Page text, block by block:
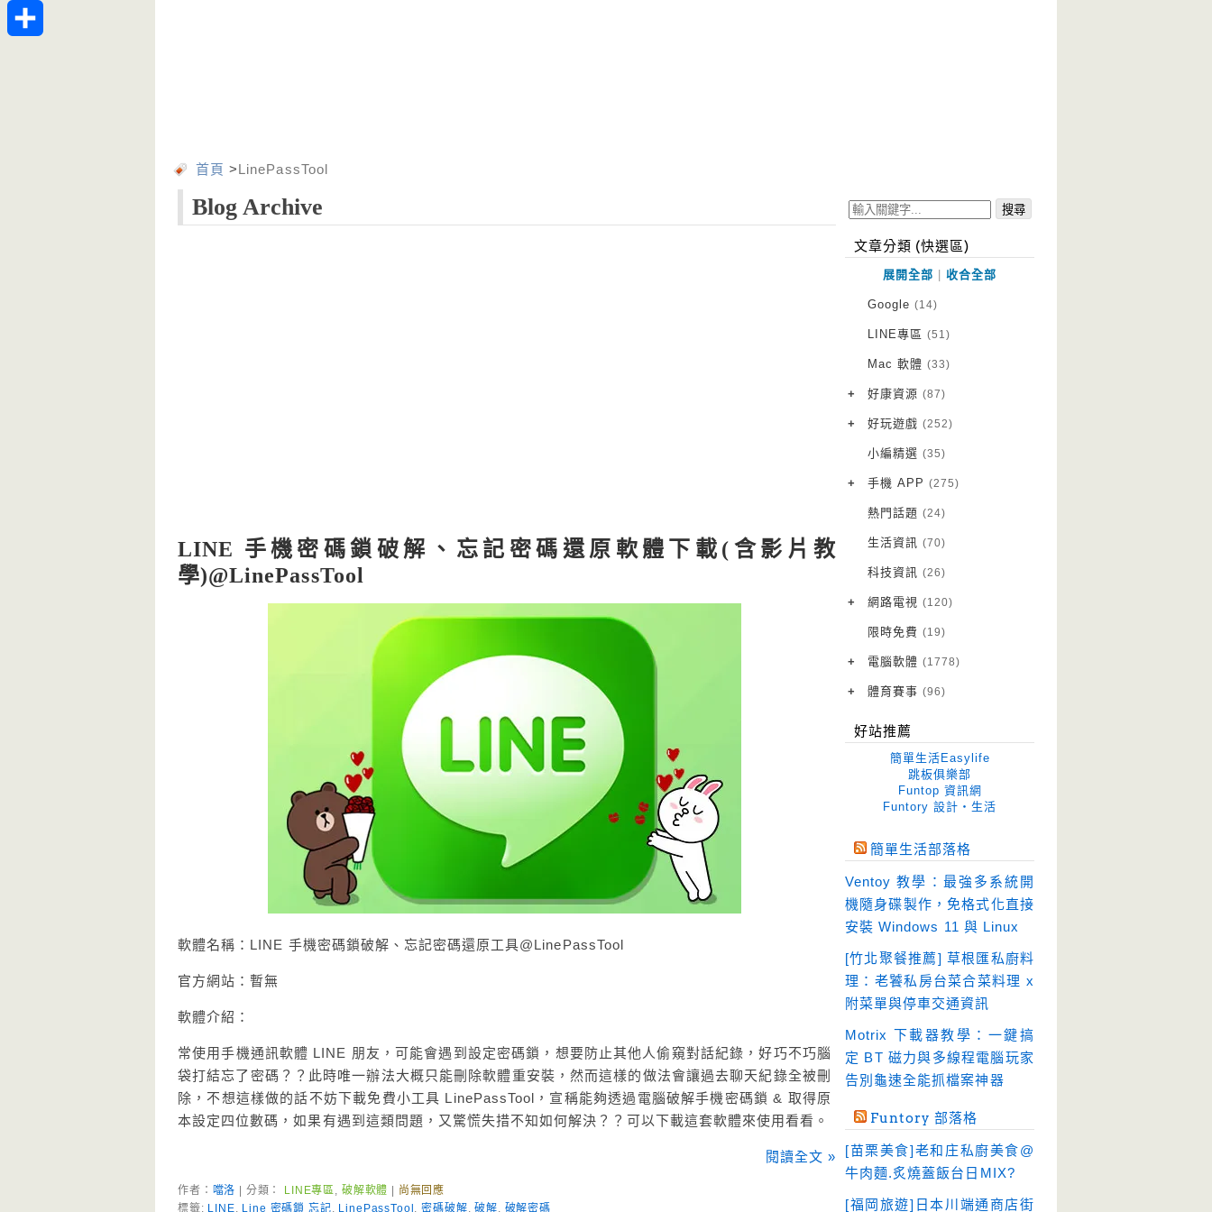
首頁 >LinePassTool
Blog Archive
LINE 手機密碼鎖破解、忘記密碼還原軟體下載(含影片教
學)@LinePassTool
軟體名稱：LINE 手機密碼鎖破解、忘記密碼還原工具@LinePassTool
官方網站：暫無
軟體介紹：
常使用手機通訊軟體 LINE 朋友，可能會遇到設定密碼鎖，想要防止其他人偷窺對話紀錄，好巧不巧腦
袋打結忘了密碼？？此時唯一辦法大概只能刪除軟體重安裝，然而這樣的做法會讓過去聊天紀錄全被刪
除，不想這樣做的話不妨下載免費小工具 LinePassTool，宣稱能夠透過電腦破解手機密碼鎖 & 取得原
本設定四位數碼，如果有遇到這類問題，又驚慌失措不知如何解決？？可以下載這套軟體來使用看看。
閱讀全文 »
作者： 噹洛 | 分類： LINE專區, 破解軟體
尚無回應
標籤: LINE, Line 密碼鎖 忘記, LinePassTool ,密碼破解,破解, 破解密碼
文章分類 (快選區)
展開全部 收合全部
Google (14)
LINE專區 (51)
Mac 軟體 (33)
+ 好康資源 (87)
VPN 翻牆
免費資源
字體下載
網站推薦
+ 好玩遊戲 (252)
Android 遊戲
iOS 遊戲
網頁遊戲
電腦遊戲
小編精選 (35)
+ 手機 APP (275)
Android 軟體
iOS 軟體
Root 相關
越獄JB
熱門話題 (24)
生活資訊 (70)
科技資訊 (26)
+ 網路電視 (120)
電視影集
電視節目
限時免費 (19)
+ 電腦軟體 (1778)
作業系統
優化軟體 (38)
光碟工具 (33)
免安裝 (641)
即時通訊 (23)
壓縮軟體 (9)
安全防護 (55)
影音播放 (51)
影音轉檔 (81)
教育學習 (23)
文書工具 (91)
畫面擷取 (36)
看圖程式 (17)
+ 體育賽事 (96)
好站推薦
簡單生活Easylife
跳板俱樂部
Funtop 資訊網
Funtory 設計‧生活
簡單生活部落格
Ventoy 教學：最強多系統開
機隨身碟製作，免格式化直接
安裝 Windows 11 與 Linux
[竹北聚餐推薦] 草根匯私廚料
理：老饕私房台菜合菜料理 x
附菜單與停車交通資訊
Motrix 下載器教學：一鍵搞
定 BT 磁力與多線程電腦玩家
告別龜速全能抓檔案神器
Funtory 部落格
[苗栗美食]老和庄私廚美食@
牛肉麵.炙燒蓋飯台日MIX?
[福岡旅遊]日本川端通商店街
Telegram